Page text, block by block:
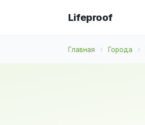
Lifeproof
Главная Города